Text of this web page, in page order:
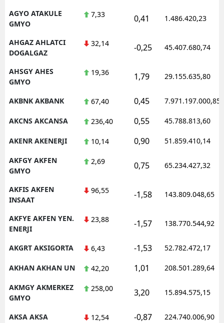
AGYO ATAKULE
GMYO
7,33 0,41 1.486.420,23
AHGAZ AHLATCI
DOGALGAZ
32,14 -0,25 45.407.680,74
AHSGY AHES
GMYO
19,36 1,79 29.155.635,80
AKBNK AKBANK 67,40 0,45 7.971.197.000,85
AKCNS AKCANSA 236,40 0,55 45.788.813,60
AKENR AKENERJI 10,14 0,90 51.859.410,14
AKFGY AKFEN
GMYO
2,69 0,75 65.234.427,32
AKFIS AKFEN
INSAAT
96,55 -1,58 143.809.048,65
AKFYE AKFEN YEN.
ENERJI
23,88 -1,57 138.770.544,92
AKGRT AKSIGORTA 6,43 -1,53 52.782.472,17
AKHAN AKHAN UN 42,20 1,01 208.501.289,64
AKMGY AKMERKEZ
GMYO
258,00 3,20 15.894.575,15
AKSA AKSA 12,54 -0,87 224.740.006,90